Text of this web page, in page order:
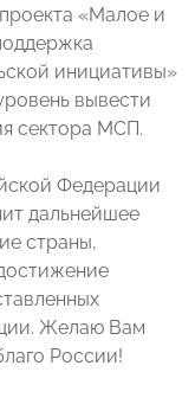
«Малое и
инициативы»
вывести
сектора МСП.
Федерации
дальнейшее
страны,
Желаю Вам
России!